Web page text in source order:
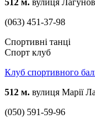
512 м. вулиця
(063) 451-37-98
Спортивні танці
Спорт клуб
Клуб спортивного
512 м. вулиця Марії
(050) 591-59-96